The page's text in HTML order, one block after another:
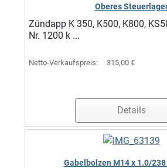
Oberes
Zündapp K 350, K500, K800,
Nr. 1200 k ...
Netto-Verkaufspreis: 315,00 €
Details
Gabelbolzen M14 x 1.0/238